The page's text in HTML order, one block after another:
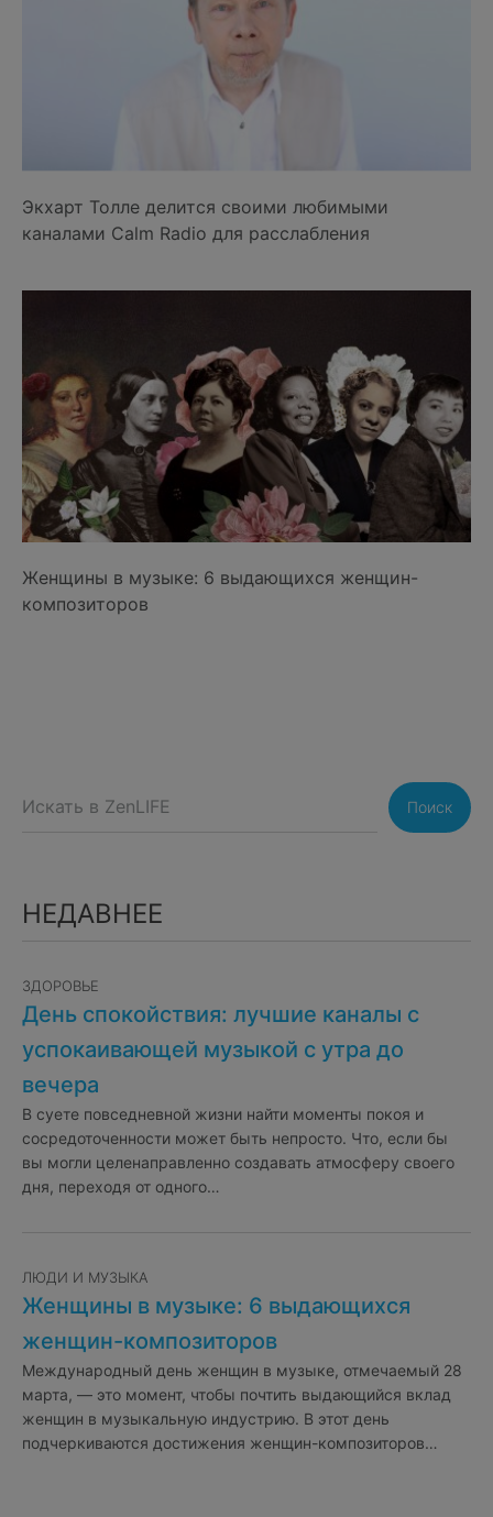
Экхарт Толле делится своими любимыми
каналами Calm Radio для расслабления
Женщины в музыке: 6 выдающихся женщин-
композиторов
Поиск
НЕДАВНЕЕ
ЗДОРОВЬЕ
День спокойствия: лучшие каналы с
успокаивающей музыкой с утра до
вечера
В суете повседневной жизни найти моменты покоя и
сосредоточенности может быть непросто. Что, если бы
вы могли целенаправленно создавать атмосферу своего
дня, переходя от одного…
ЛЮДИ И МУЗЫКА
Женщины в музыке: 6 выдающихся
женщин-композиторов
Международный день женщин в музыке, отмечаемый 28
марта, — это момент, чтобы почтить выдающийся вклад
женщин в музыкальную индустрию. В этот день
подчеркиваются достижения женщин-композиторов…